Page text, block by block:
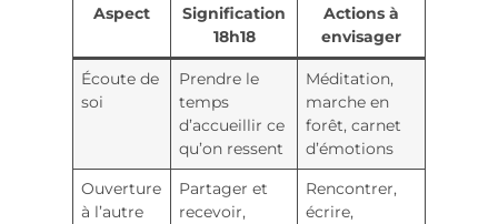
Aspect
Signification
18h18
Actions à
envisager
Écoute de
soi
Prendre le
temps
d’accueillir ce
qu’on ressent
Méditation,
marche en
forêt, carnet
d’émotions
Ouverture
à l’autre
Partager et
recevoir,
Rencontrer,
écrire,